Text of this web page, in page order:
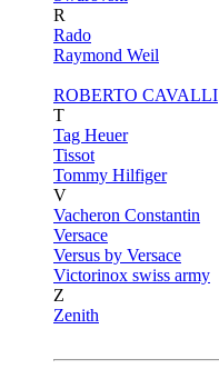
R
Rado
Raymond Weil
ROBERTO CAVALLI
T
Tag Heuer
Tissot
Tommy Hilfiger
V
Vacheron Constantin
Versace
Versus by Versace
Victorinox swiss army
Z
Zenith